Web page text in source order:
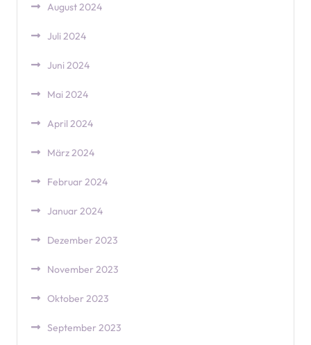
August 2024
Juli 2024
Juni 2024
Mai 2024
April 2024
März 2024
Februar 2024
Januar 2024
Dezember 2023
November 2023
Oktober 2023
September 2023